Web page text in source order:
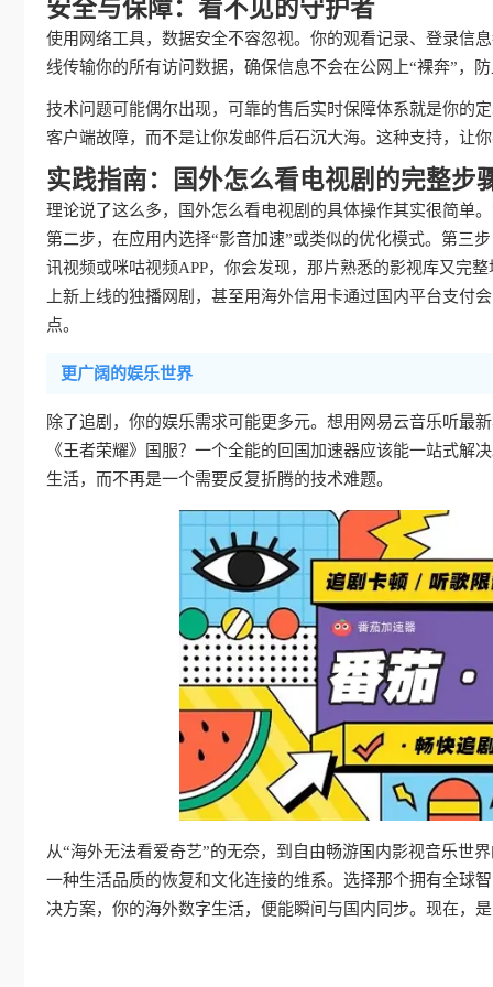
安全与保障：看不见的守护者
使用网络工具，数据安全不容忽视。你的观看记录、登录信
线传输你的所有访问数据，确保信息不会在公网上“裸奔”，
技术问题可能偶尔出现，可靠的售后实时保障体系就是你的
客户端故障，而不是让你发邮件后石沉大海。这种支持，让
实践指南：国外怎么看电视剧的完整步
理论说了这么多，国外怎么看电视剧的具体操作其实很简单
第二步，在应用内选择“影音加速”或类似的优化模式。第三
讯视频或咪咕视频APP，你会发现，那片熟悉的影视库又完
上新上线的独播网剧，甚至用海外信用卡通过国内平台支付
点。
更广阔的娱乐世界
除了追剧，你的娱乐需求可能更多元。想用网易云音乐听最
《王者荣耀》国服？一个全能的回国加速器应该能一站式解
生活，而不再是一个需要反复折腾的技术难题。
从“海外无法看爱奇艺”的无奈，到自由畅游国内影视音乐世
一种生活品质的恢复和文化连接的维系。选择那个拥有全球
决方案，你的海外数字生活，便能瞬间与国内同步。现在，